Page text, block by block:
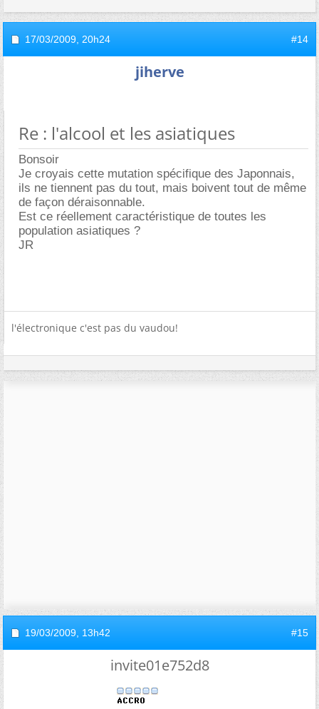
17/03/2009, 20h24 #14
jiherve
Re : l'alcool et les asiatiques
Bonsoir
Je croyais cette mutation spécifique des Japonnais,
ils ne tiennent pas du tout, mais boivent tout de même
de façon déraisonnable.
Est ce réellement caractéristique de toutes les
population asiatiques ?
JR
l'électronique c'est pas du vaudou!
19/03/2009, 13h42 #15
invite01e752d8